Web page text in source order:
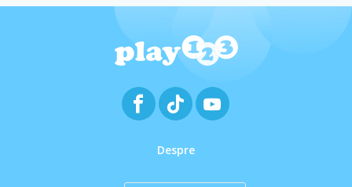
Despre